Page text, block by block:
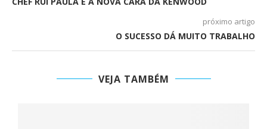
próximo artigo
O SUCESSO DÁ MUITO TRABALHO
VEJA TAMBÉM